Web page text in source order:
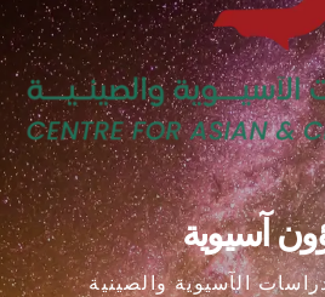
آسيوية
الآسيوية والصينية